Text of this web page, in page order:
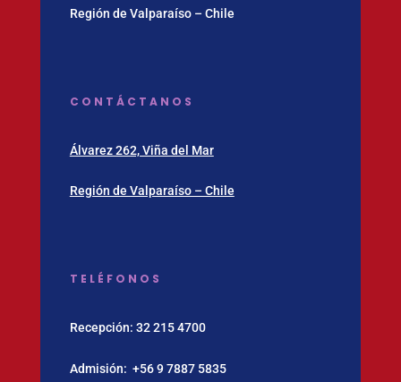
Región de Valparaíso – Chile
CONTÁCTANOS
Álvarez 262, Viña del Mar
Región de Valparaíso – Chile
TELÉFONOS
Recepción: 32 215 4700
Admisión: ‪+56 9 7887 5835